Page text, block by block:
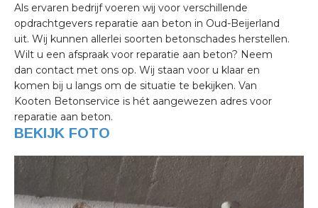
Als ervaren bedrijf voeren wij voor verschillende
opdrachtgevers reparatie aan beton in Oud-Beijerland
uit. Wij kunnen allerlei soorten betonschades herstellen.
Wilt u een afspraak voor reparatie aan beton? Neem
dan contact met ons op. Wij staan voor u klaar en
komen bij u langs om de situatie te bekijken. Van
Kooten Betonservice is hét aangewezen adres voor
reparatie aan beton.
BEKIJK FOTO